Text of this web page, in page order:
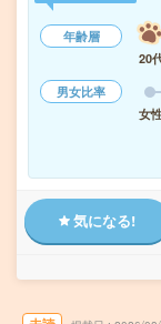
年齢層
20
男女比率
女
気になる!